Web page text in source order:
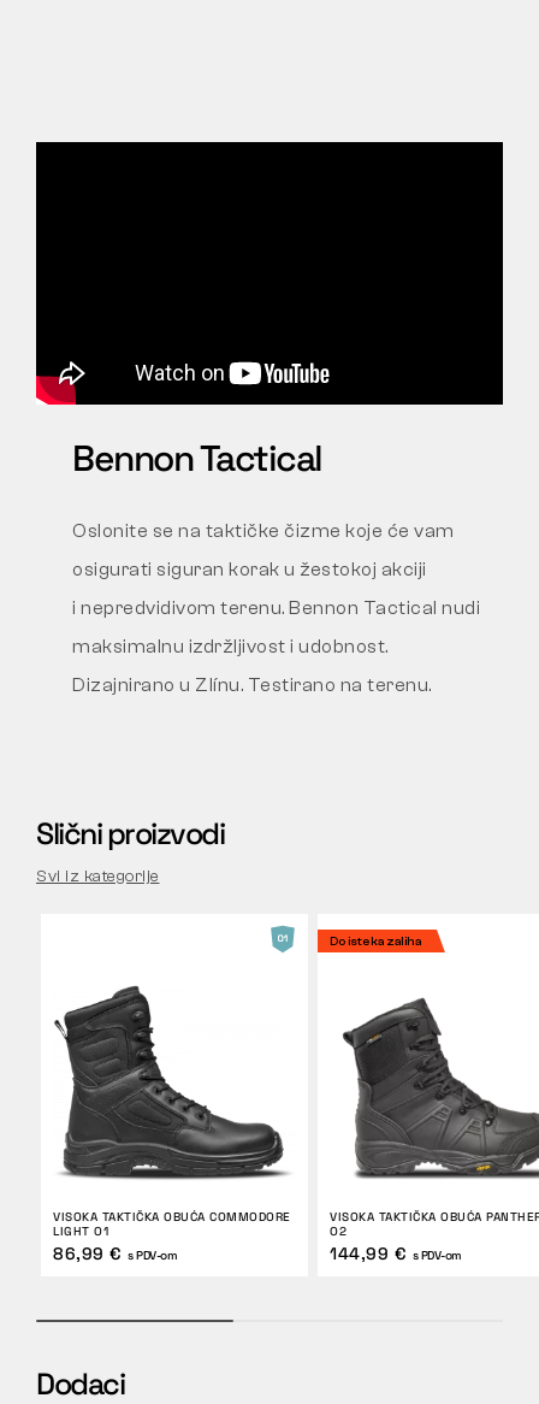
Bennon Tactical
Oslonite se na taktičke čizme koje će vam
osigurati siguran korak u žestokoj akciji
i nepredvidivom terenu. Bennon Tactical nudi
maksimalnu izdržljivost i udobnost.
Dizajnirano u Zlínu. Testirano na terenu.
Slični proizvodi
Svi iz kategorije
VISOKA TAKTIČKA OBUĆA COMMODORE
LIGHT O1
86,99 € s PDV-om
Do isteka zaliha
VISOKA TAKTIČKA OBUĆA
O2
144,99 € s PDV-om
Dodaci